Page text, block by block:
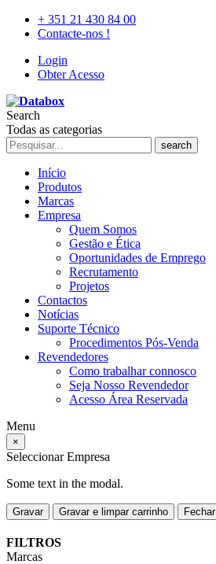
+ 351 21 430 84 00
Contacte-nos !
Login
Obter Acesso
Search
Todas as categorias
search
Início
Produtos
Marcas
Empresa
Quem Somos
Gestão e Ética
Oportunidades de Emprego
Recrutamento
Projetos
Contactos
Notícias
Suporte Técnico
Procedimentos Pós-Venda
Revendedores
Como trabalhar connosco
Seja Nosso Revendedor
Acesso Área Reservada
Menu
×
Seleccionar Empresa
Some text in the modal.
Gravar Gravar e limpar carrinho Fechar
FILTROS
Marcas